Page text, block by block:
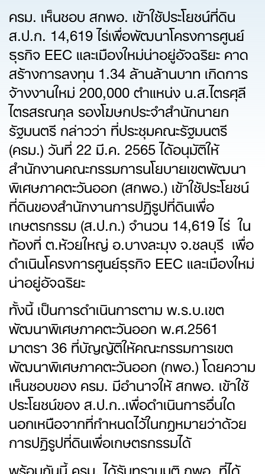
ครม. เห็นชอบ สกพอ. เข้าใช้ประโยชน์ที่ดิน
ส.ป.ก. 14,619 ไร่เพื่อพัฒนาโครงการศูนย์
ธุรกิจ EEC และเมืองใหม่น่าอยู่อัจฉริยะ คาด
สร้างการลงทุน 1.34 ล้านล้านบาท เกิดการ
จ้างงานใหม่ 200,000 ตำแหน่ง น.ส.ไตรศุลี
ไตรสรณกุล รองโฆษกประจำสำนักนายก
รัฐมนตรี กล่าวว่า ที่ประชุมคณะรัฐมนตรี
(ครม.) วันที่ 22 มี.ค. 2565 ได้อนุมัติให้
สำนักงานคณะกรรมการนโยบายเขตพัฒนา
พิเศษภาคตะวันออก (สกพอ.) เข้าใช้ประโยชน์
ที่ดินของสำนักงานการปฏิรูปที่ดินเพื่อ
เกษตรกรรม (ส.ป.ก.) จำนวน 14,619 ไร่ ใน
ท้องที่ ต.ห้วยใหญ่ อ.บางละมุง จ.ชลบุรี เพื่อ
ดำเนินโครงการศูนย์ธุรกิจ EEC และเมืองใหม่
น่าอยู่อัจฉริยะ
ทั้งนี้ เป็นการดำเนินการตาม พ.ร.บ.เขต
พัฒนาพิเศษภาคตะวันออก พ.ศ.2561
มาตรา 36 ที่บัญญัติให้คณะกรรมการเขต
พัฒนาพิเศษภาคตะวันออก (กพอ.) โดยความ
เห็นชอบของ ครม. มีอำนาจให้ สกพอ. เข้าใช้
ประโยชน์ของ ส.ป.ก..เพื่อดำเนินการอื่นใด
นอกเหนือจากที่กำหนดไว้ในกฎหมายว่าด้วย
การปฏิรูปที่ดินเพื่อเกษตรกรรมได้
พร้อมกันนี้ ครม. ได้รับทราบมติ กพอ. ที่ได้